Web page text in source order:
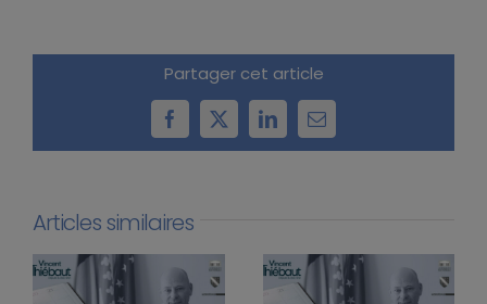
Partager cet article
Facebook
X LinkedInEmail
Articles similaires